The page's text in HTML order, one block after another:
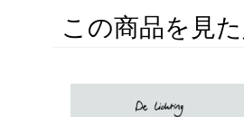
この商品を見